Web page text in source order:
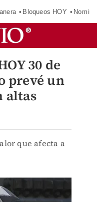
Bloqueos HOY
30 de
prevé un
altas
que afecta a